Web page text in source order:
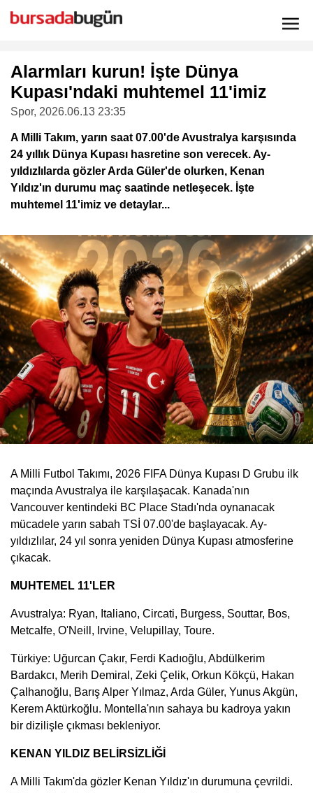
Alarmları kurun! İşte Dünya
Kupası'ndaki muhtemel 11'imiz
Spor, 2026.06.13 23:35
A Milli Takım, yarın saat 07.00'de Avustralya karşısında
24 yıllık Dünya Kupası hasretine son verecek. Ay-
yıldızlılarda gözler Arda Güler'de olurken, Kenan
Yıldız'ın durumu maç saatinde netleşecek. İşte
muhtemel 11'imiz ve detaylar...
A Milli Futbol Takımı, 2026 FIFA Dünya Kupası D Grubu ilk
maçında Avustralya ile karşılaşacak. Kanada'nın
Vancouver kentindeki BC Place Stadı'nda oynanacak
mücadele yarın sabah TSİ 07.00'de başlayacak. Ay-
yıldızlılar, 24 yıl sonra yeniden Dünya Kupası atmosferine
çıkacak.
MUHTEMEL 11'LER
Avustralya: Ryan, Italiano, Circati, Burgess, Souttar, Bos,
Metcalfe, O'Neill, Irvine, Velupillay, Toure.
Türkiye: Uğurcan Çakır, Ferdi Kadıoğlu, Abdülkerim
Bardakcı, Merih Demiral, Zeki Çelik, Orkun Kökçü, Hakan
Çalhanoğlu, Barış Alper Yılmaz, Arda Güler, Yunus Akgün,
Kerem Aktürkoğlu. Montella'nın sahaya bu kadroya yakın
bir dizilişle çıkması bekleniyor.
KENAN YILDIZ BELİRSİZLİĞİ
A Milli Takım'da gözler Kenan Yıldız'ın durumuna çevrildi.